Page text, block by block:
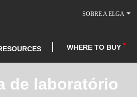
SOBRE A ELGA
WHERE TO BUY
de laboratório